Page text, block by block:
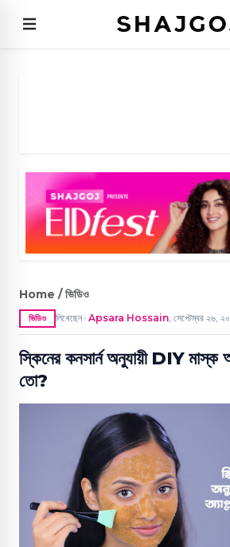
Home / ভিডিও
ভিডিও লিখেছেন ● Apsara Hossain, সেপ্টেম্বর ২৬,
স্কিনের কনসার্ন অনুযায়ী DIY মাস্ক
তো?